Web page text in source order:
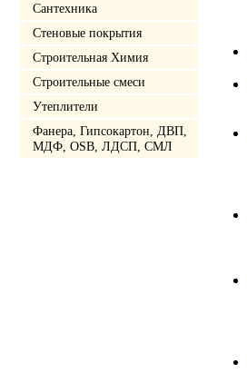
Сантехника
Стеновые покрытия
Строительная Химия
Строительные смеси
Утеплители
Фанера, Гипсокартон, ДВП,
МДФ, OSB, ЛДСП, СМЛ